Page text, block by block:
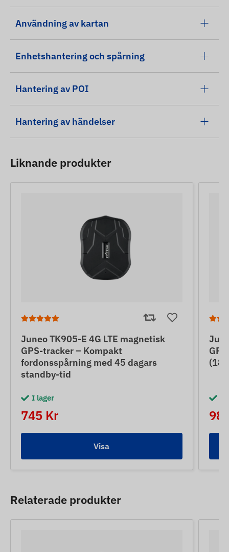
Användning av kartan
Enhetshantering och spårning
Hantering av POI
Hantering av händelser
Liknande produkter
Juneo TK905-E 4G LTE magnetisk
GPS-tracker – Kompakt
fordonsspårning med 45 dagars
standby-tid
I lager
745 Kr
Visa
Relaterade produkter